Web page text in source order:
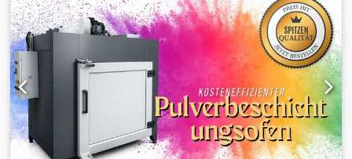
težina: cca. 950kg. Mašina je remontovana 2024. godine i
od tada se ne koristi. Uključuje rotaciju korpe sa okretnim
pogonom, automatsko punjenje vode i odvajanje ulja sa
koalescenčnom jedinicom za odvajanje i rezervoarom za
ulov ulja. Dokumentacija dostupna. Moguća je inspekcija
na licu mesta. Cjdpfx Aswr Dxhjn Eeha